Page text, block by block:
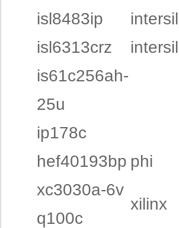
isl8483ip
intersil
isl6313crz
intersil
is61c256ah-
25u
ip178c
hef40193bp phi
xc3030a-6v
q100c
xilinx